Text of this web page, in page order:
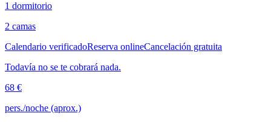
1 dormitorio
2 camas
Calendario verificadoReserva onlineCancelación gratuita
Todavía no se te cobrará nada.
68 €
pers./noche (aprox.)